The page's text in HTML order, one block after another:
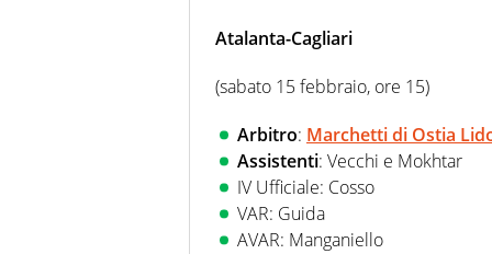
Atalanta-Cagliari
(sabato 15 febbraio, ore 15)
Arbitro: Marchetti di Ostia
Assistenti: Vecchi e Mokhtar
IV Ufficiale: Cosso
VAR: Guida
AVAR: Manganiello